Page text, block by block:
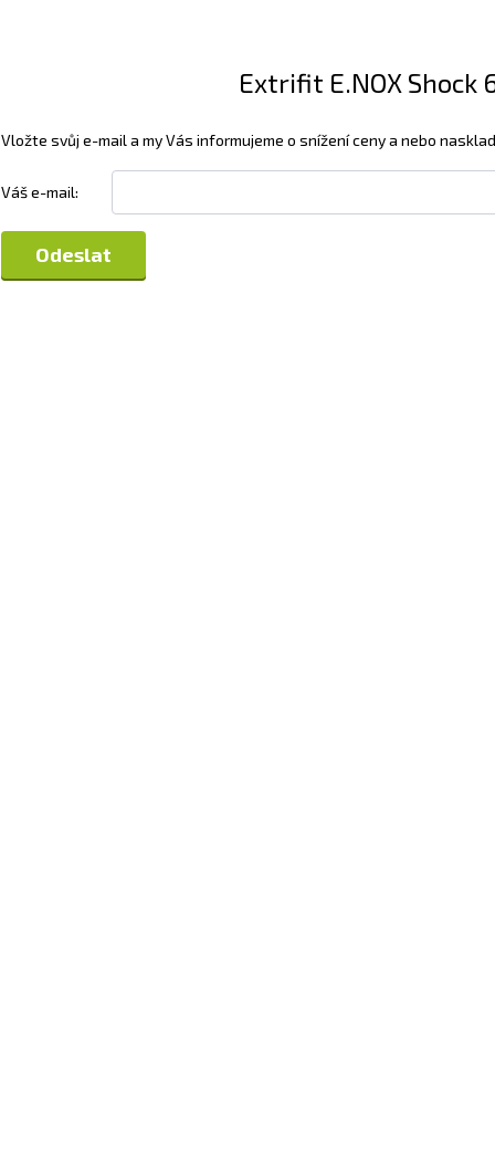
Extrifit E.NOX Shock
Vložte svůj e-mail a my Vás informujeme o snížení ceny a nebo
Váš e-mail: